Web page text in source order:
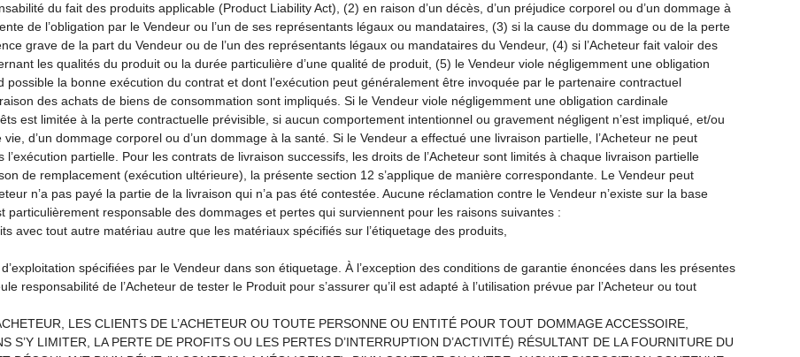
du fait des produits applicable (Product Liability Act), (2) en raison d’un décès, d’un préjudice corporel ou d’un dommage à
de l’obligation par le Vendeur ou l’un de ses représentants légaux ou mandataires, (3) si la cause du dommage ou de la perte
grave de la part du Vendeur ou de l’un des représentants légaux ou mandataires du Vendeur, (4) si l’Acheteur fait valoir des
les qualités du produit ou la durée particulière d’une qualité de produit, (5) le Vendeur viole négligemment une obligation
la bonne exécution du contrat et dont l’exécution peut généralement être invoquée par le partenaire contractuel
des achats de biens de consommation sont impliqués. Si le Vendeur viole négligemment une obligation cardinale
est limitée à la perte contractuelle prévisible, si aucun comportement intentionnel ou gravement négligent n’est impliqué, et/ou
d’un dommage corporel ou d’un dommage à la santé. Si le Vendeur a effectué une livraison partielle, l’Acheteur ne peut
l’exécution partielle. Pour les contrats de livraison successifs, les droits de l’Acheteur sont limités à chaque livraison partielle
de remplacement (exécution ultérieure), la présente section 12 s’applique de manière correspondante. Le Vendeur peut
n’a pas payé la partie de la livraison qui n’a pas été contestée. Aucune réclamation contre le Vendeur n’existe sur la base
particulièrement responsable des dommages et pertes qui surviennent pour les raisons suivantes :
avec tout autre matériau autre que les matériaux spécifiés sur l’étiquetage des produits,
spécifiées par le Vendeur dans son étiquetage. À l’exception des conditions de garantie énoncées dans les présentes
responsabilité de l’Acheteur de tester le Produit pour s’assurer qu’il est adapté à l’utilisation prévue par l’Acheteur ou tout
LES CLIENTS DE L’ACHETEUR OU TOUTE PERSONNE OU ENTITÉ POUR TOUT DOMMAGE ACCESSOIRE,
S’Y LIMITER, LA PERTE DE PROFITS OU LES PERTES D’INTERRUPTION D’ACTIVITÉ) RÉSULTANT DE LA FOURNITURE DU